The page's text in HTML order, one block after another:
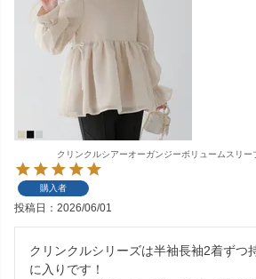
クリンクルシアーオーガンジーボリュームスリー
購入者
投稿日 2026/06/01
クリンクルシリーズは半袖長袖2着ずつ
に入りです！